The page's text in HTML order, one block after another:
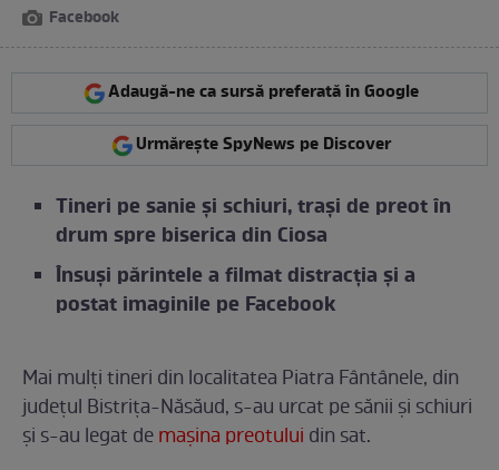
Facebook
Adaugă-ne ca sursă preferată în Google
Urmărește SpyNews pe Discover
Tineri pe sanie şi schiuri, traşi de preot în
drum spre biserica din Ciosa
Însuşi părintele a filmat distracţia şi a
postat imaginile pe Facebook
Mai mulți tineri din localitatea Piatra Fântânele, din
judeţul Bistriţa-Năsăud, s-au urcat pe sănii şi schiuri
şi s-au legat demaşina preotului din sat.